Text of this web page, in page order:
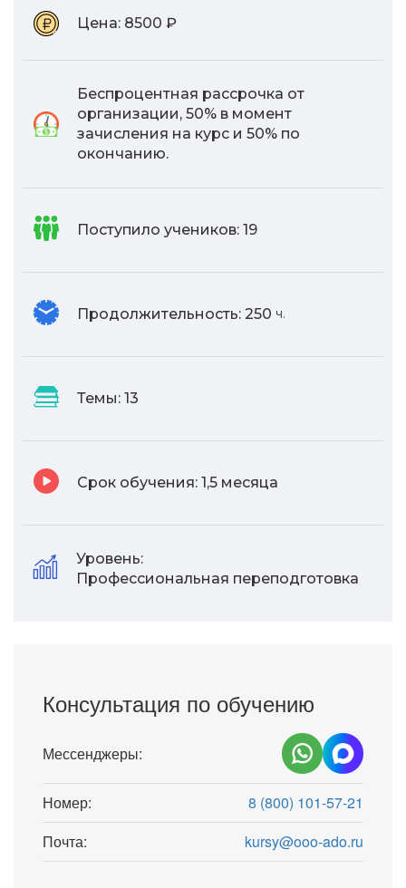
Цена: 8500 ₽
Беспроцентная рассрочка от
организации, 50% в момент
зачисления на курс и 50% по
окончанию.
Поступило учеников: 19
Продолжительность: 250 ч.
Темы: 13
Срок обучения: 1,5 месяца
Уровень:
Профессиональная переподготовка
Консультация по обучению
Мессенджеры:
Номер:
8 (800) 101-57-21
Почта:
kursy@ooo-ado.ru